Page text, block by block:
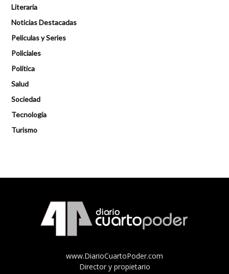
Literaria
Noticias Destacadas
Peliculas y Series
Policiales
Política
Salud
Sociedad
Tecnología
Turismo
www.DiarioCuartoPoder.com
Director y propietario